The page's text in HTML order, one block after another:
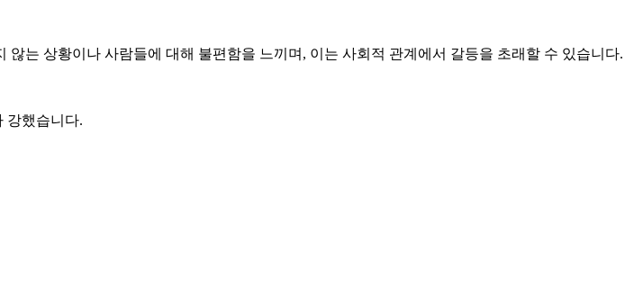
는 상황이나 사람들에 대해 불편함을 느끼며, 이는 사회적 관계에서 갈등을 초래할 수 있습니다.
강했습니다.